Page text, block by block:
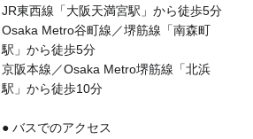
JR東西線「大阪天満宮駅」から徒歩5分
Osaka Metro谷町線／堺筋線「南森町
駅」から徒歩5分
京阪本線／Osaka Metro堺筋線「北浜
駅」から徒歩10分
● バスでのアクセス